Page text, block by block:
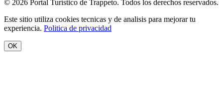
© 2026 Portal Turístico de Trappeto. Todos los derechos reservados.
Este sitio utiliza cookies tecnicas y de analisis para mejorar tu
experiencia. Politica de privacidad
OK